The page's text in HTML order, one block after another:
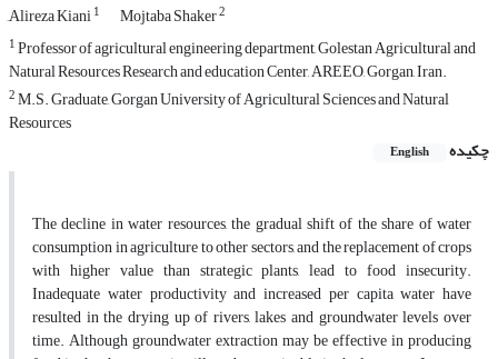
َAlireza Kiani1 Mojtaba Shaker2
1Professor of agricultural engineering department, Golestan Agricultural and
Natural Resources Research and education Center, AREEO, Gorgan, Iran.
2M.S. Graduate, Gorgan University of Agricultural Sciences and Natural
Resources
چکیده
English
The decline in water resources, the gradual shift of the share of water
consumption in agriculture to other sectors, and the replacement of crops
with higher value than strategic plants, lead to food insecurity.
Inadequate water productivity and increased per capita water have
resulted in the drying up of rivers, lakes and groundwater levels over
time. Although groundwater extraction may be effective in producing